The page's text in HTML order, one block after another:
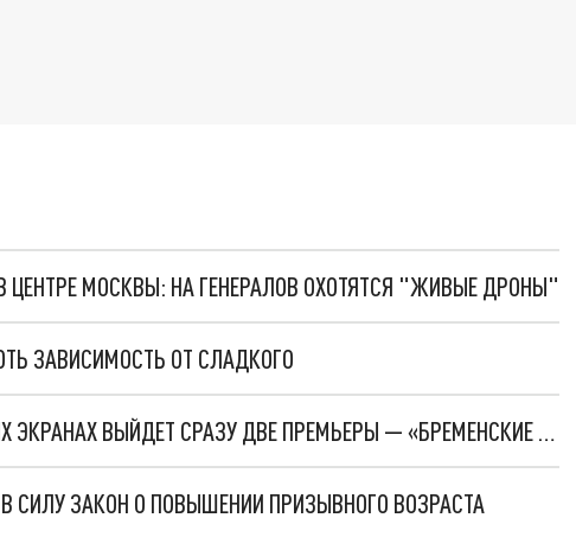
ЦЕНТРЕ МОСКВЫ: НА ГЕНЕРАЛОВ ОХОТЯТСЯ "ЖИВЫЕ ДРОНЫ"
ЗАВИСИМОСТЬ ОТ СЛАДКОГО
1 ЯНВАРЯ 2024 ГОДА НА БОЛЬШИХ ЭКРАНАХ ВЫЙДЕТ СРАЗУ ДВЕ ПРЕМЬЕРЫ — «БРЕМЕНСКИЕ МУЗЫКАНТЫ» И «ХОЛОП 2»
СИЛУ ЗАКОН О ПОВЫШЕНИИ ПРИЗЫВНОГО ВОЗРАСТА